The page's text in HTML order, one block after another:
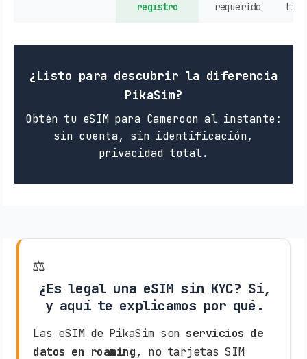
registro
requerido
¿Listo para descubrir la diferencia
PikaSim?
Obtén tu eSIM para Cameroon al instante:
sin cuenta, sin identificación,
privacidad total.
⚖️
¿Es legal una eSIM sin KYC? Sí,
y aquí te explicamos por qué.
Las eSIM de PikaSim son servicios de
datos en roaming, no tarjetas SIM